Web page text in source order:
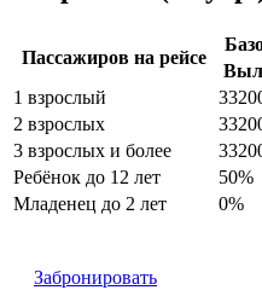
Пассажиров на рейсе
1 взрослый
2 взрослых
3 взрослых и более
Ребёнок до 12 лет
50%
Младенец до 2 лет
0%
Забронировать